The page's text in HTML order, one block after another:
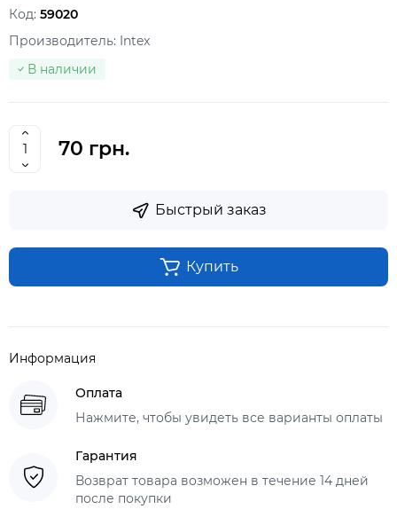
Код: 59020
Производитель: Intex
В наличии
70 грн.
Быстрый заказ
Купить
Информация
Оплата
Нажмите, чтобы увидеть все варианты оплаты
Гарантия
Возврат товара возможен в течение 14 дней
после покупки